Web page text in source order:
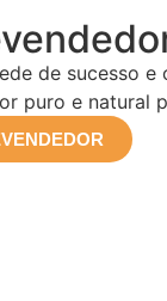
de sucesso
puro e natural